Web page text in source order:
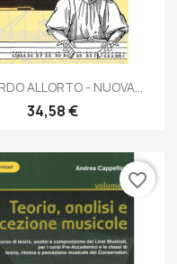
ALLORTO - NUOVA...
34,58 €
favorite_border